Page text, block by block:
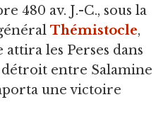
480 av. J.-C., sous la
Thémistocle,
les Perses dans
entre Salamine
une victoire